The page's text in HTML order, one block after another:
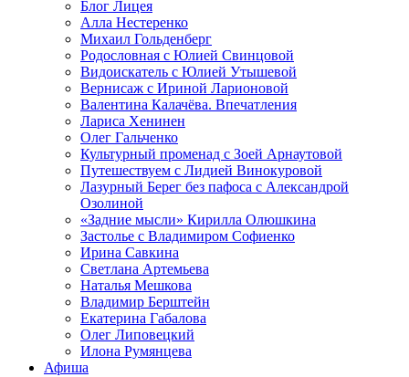
Блог Лицея
Алла Нестеренко
Михаил Гольденберг
Родословная с Юлией Свинцовой
Видоискатель с Юлией Утышевой
Вернисаж с Ириной Ларионовой
Валентина Калачёва. Впечатления
Лариса Хенинен
Олег Гальченко
Культурный променад с Зоей Арнаутовой
Путешествуем с Лидией Винокуровой
Лазурный Берег без пафоса с Александрой
Озолиной
«Задние мысли» Кирилла Олюшкина
Застолье с Владимиром Софиенко
Ирина Савкина
Светлана Артемьева
Наталья Мешкова
Владимир Берштейн
Екатерина Габалова
Олег Липовецкий
Илона Румянцева
Афиша